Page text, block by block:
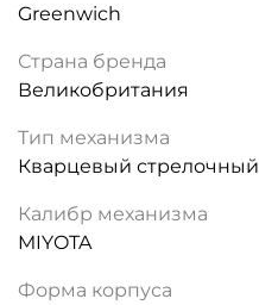
Greenwich
Страна бренда
Великобритания
Тип механизма
Кварцевый стрелочный
Калибр механизма
MIYOTA
Форма корпуса